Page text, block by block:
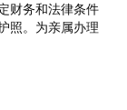
财务和法律条件
照。为亲属办理